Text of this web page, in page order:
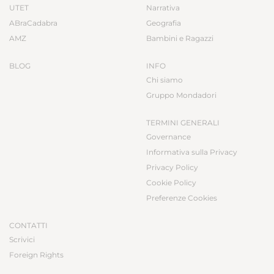
UTET
ABraCadabra
AMZ
BLOG
Narrativa
Geografia
Bambini e Ragazzi
INFO
Chi siamo
Gruppo Mondadori
TERMINI GENERALI
Governance
Informativa sulla Privacy
Privacy Policy
Cookie Policy
Preferenze Cookies
CONTATTI
Scrivici
Foreign Rights